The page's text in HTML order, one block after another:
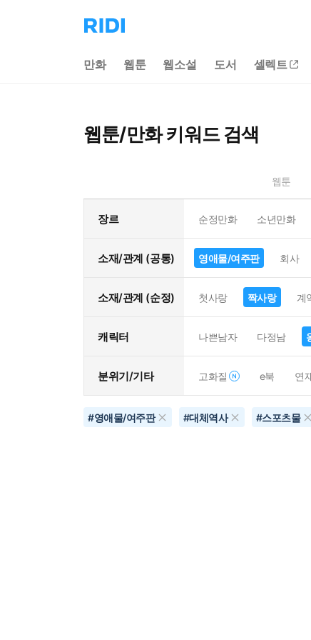
리
디
으
만화 웹툰 웹소설 도서 셀렉트
웹툰/만화 키워드 검색
웹툰
장르 순정만화 소년만화
소재/관계 (공통) 영애물/여주판 회사
소재/관계 (순정) 첫사랑 짝사랑 계
캐릭터 나쁜남자 다정남
분위기/기타 고화질 e북 연
#영애물/여주판 #대체역사 #스포츠물